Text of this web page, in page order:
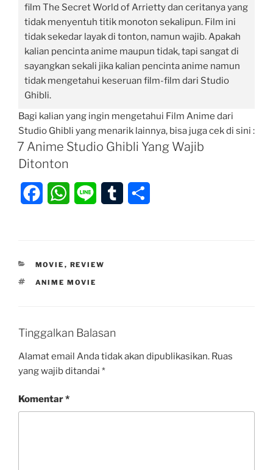
film The Secret World of Arrietty dan ceritanya yang
tidak menyentuh titik monoton sekalipun. Film ini
tidak sekedar layak di tonton, namun wajib. Apakah
kalian pencinta anime maupun tidak, tapi sangat di
sayangkan sekali jika kalian pencinta anime namun
tidak mengetahui keseruan film-film dari Studio
Ghibli.
Bagi kalian yang ingin mengetahui Film Anime dari
Studio Ghibli yang menarik lainnya, bisa juga cek di sini :
7 Anime Studio Ghibli Yang Wajib
Ditonton
e
b
W
t
s
e
KATEGORI
MOVIE , REVIEW
TAG
ANIME MOVIE
Tinggalkan Balasan
Alamat email Anda tidak akan dipublikasikan. Ruas
yang wajib ditandai *
Komentar*